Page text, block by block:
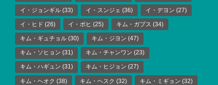
イ・ジョンギル (33) イ・スンジェ (36) イ・デヨン (27)
イ・ヒド (26) イ・ボヒ (25) キム・ガプス (34)
キム・ギュチョル (30) キム・ジヨン (47)
キム・ソヒョン (31) キム・チャンワン (23)
キム・ハギュン (31) キム・ヒジョン (27)
キム・ヘオク (38) キム・ヘスク (32) キム・ミギョン (32)